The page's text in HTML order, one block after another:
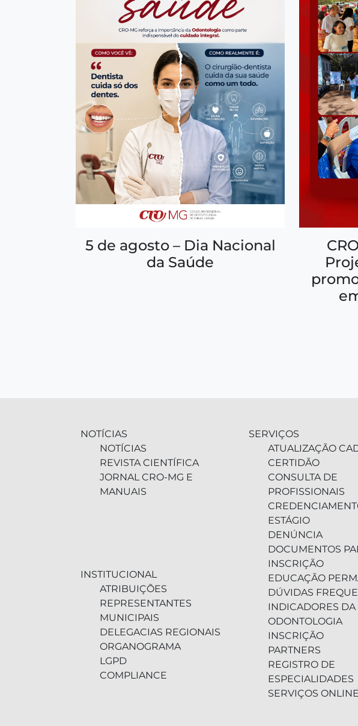
5 de agosto – Dia Nacional
da Saúde
NOTÍCIAS
NOTÍCIAS
REVISTA CIENTÍFICA
JORNAL CRO-MG E
MANUAIS
INSTITUCIONAL
ATRIBUIÇÕES
REPRESENTANTES
MUNICIPAIS
DELEGACIAS REGIONAIS
ORGANOGRAMA
LGPD
COMPLIANCE
SERVIÇOS
ATUALIZAÇÃO
CERTIDÃO
CONSULTA DE
PROFISSIONAIS
ESTÁGIO
DENÚNCIA
DOCUMENTOS
INSCRIÇÃO
EDUCAÇÃO
DÚVIDAS
INDICADORES DA
ODONTOLOGIA
INSCRIÇÃO
PARTNERS
REGISTRO DE
ESPECIALIDADES
SERVIÇOS ONLINE